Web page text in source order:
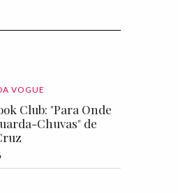
VOGUE
Club: "Para Onde
Chuvas" de